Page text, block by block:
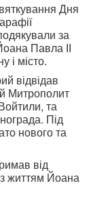
Дня
за
Павла ІІ
і місто.
відвідав
Митрополит
та
Під
нового та
від
з життям Йоана